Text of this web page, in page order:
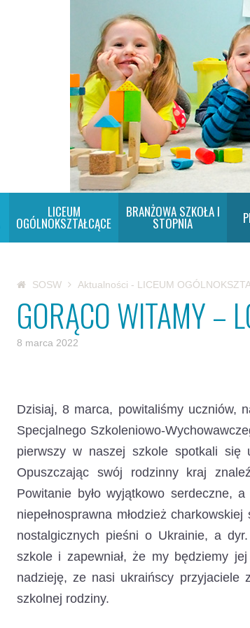
LICEUM
OGÓLNOKSZTAŁCĄCE
BRANŻOWA SZKOŁA I
STOPNIA
SOSW Aktualności - LICEUM
GORĄCO WITAMY –
8 marca 2022
Dzisiaj, 8 marca, powitaliśmy uczniów,
Specjalnego Szkoleniowo-
pierwszy w naszej szkole spotkali się
Opuszczając swój rodzinny kraj
Powitanie było wyjątkowo serdeczne,
niepełnosprawna młodzież
nostalgicznych pieśni o Ukrainie, a
szkole i zapewniał, że my będziemy
nadzieję, ze nasi ukraińscy przyjaciele
szkolnej rodziny.